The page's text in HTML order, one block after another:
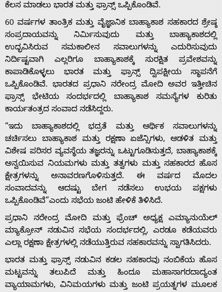
Home
About
Us
Advertise
With
s
ಕೆಲಸ ಮಾಡಲು ಭಾರತ ಮತ್ತು ಫ್ರಾನ್ಸ್ ಒಪ್ಪಿಕೊಂಡಿವೆ.
60 ವರ್ಷಗಳ ತಾಂತ್ರಿಕ ಮತ್ತು ವೈಜ್ಞಾನಿಕ ಬಾಹ್ಯಾಕಾಶ ಸಹಕಾರದ ಶ್ರೇಷ್ಠ
ಸಂಪ್ರದಾಯವನ್ನು ನಿರ್ಮಿಸುವುದು ಮತ್ತು ಬಾಹ್ಯಾಕಾಶದಲ್ಲಿ
ಉದ್ಭವಿಸಿರುವ ಸಮಕಾಲೀನ ಸವಾಲುಗಳನ್ನು ಎದುರಿಸುವುದು
ನಿರ್ದಿಷ್ಟವಾಗಿ ಎಲ್ಲರಿಗೂ ಬಾಹ್ಯಾಕಾಶಕ್ಕೆ ಸುರಕ್ಷಿತ ಪ್ರವೇಶವನ್ನು
ಕಾಪಾಡಿಕೊಳ್ಳಲು ಭಾರತ ಮತ್ತು ಫ್ರಾನ್ಸ್ ದ್ವಿಪಕ್ಷೀಯ ಸ್ಥಾಪನೆಗೆ
ಒಪ್ಪಿಕೊಂಡಿವೆ. ಭಾರತದ ಪ್ರಧಾನಿ ನರೇಂದ್ರ ಮೋದಿ ಅವರ ಇತ್ತೀಚಿನ
ಫ್ರಾನ್ಸ್ ಭೇಟಿಯ ಸಂದರ್ಭದಲ್ಲಿ ಬಾಹ್ಯಾಕಾಶ ಸಮಸ್ಯೆಗಳ ಕುರಿತು
ಕಾರ್ಯತಂತ್ರದ ಸಂವಾದ ನಡೆಸಿದ್ದರು.
“ಇದು ಬಾಹ್ಯಾಕಾಶದಲ್ಲಿ ಭದ್ರತೆ ಮತ್ತು ಆರ್ಥಿಕ ಸವಾಲುಗಳನ್ನು
ಚರ್ಚಿಸಲು ಬಾಹ್ಯಾಕಾಶ ಮತ್ತು ರಕ್ಷಣಾ ಏಜೆನ್ಸಿಗಳು, ಆಡಳಿತ ಮತ್ತು
ವಿಶೇಷ ಪರಿಸರ ವ್ಯವಸ್ಥೆಯ ತಜ್ಞರನ್ನು ಒಟ್ಟುಗೂಡಿಸುತ್ತದೆ, ಬಾಹ್ಯಾಕಾಶಕ್ಕೆ
ಅನ್ವಯಿಸುವ ನಿಯಮಗಳು ಮತ್ತು ತತ್ವಗಳು ಮತ್ತು ಸಹಕಾರದ ಹೊಸ
ಕ್ಷೇತ್ರಗಳನ್ನು ಅನಾವರಣಗೊಳಿಸುತ್ತದೆ. ಈ ವರ್ಷದ ಮೊದಲ
ಸಂವಾದವನ್ನು ಆದಷ್ಟು ಬೇಗ ನಡೆಸಲು ಉಭಯ ಪಕ್ಷಗಳು
ಒಪ್ಪಿಕೊಂಡಿವೆ”ಎಂದು ಸಭೆಯ ಜಂಟಿ ಹೇಳಿಕೆ ತಿಳಿಸಿದೆ.
ಪ್ರಧಾನಿ ನರೇಂದ್ರ ಮೋದಿ ಮತ್ತು ಫ್ರೆಂಚ್ ಅಧ್ಯಕ್ಷ ಎಮ್ಯಾನುಯೆಲ್
ಮ್ಯಾಕ್ರೋನ್ ನಡುವಿನ ಸಭೆಯ ಸಂದರ್ಭದಲ್ಲಿ, ಎರಡೂ ಕಡೆಯವರು
ಎಲ್ಲಾ ರಕ್ಷಣಾ ಕ್ಷೇತ್ರಗಳಲ್ಲಿ ನಡೆಯುತ್ತಿರುವ ಸಹಕಾರವನ್ನು ಸ್ವಾಗತಿಸಿದರು.
ಭಾರತ ಮತ್ತು ಫ್ರಾನ್ಸ್ ನಡುವಿನ ಕಡಲ ಸಹಕಾರವು ನಂಬಿಕೆಯ ಹೊಸ
ಮಟ್ಟವನ್ನು ತಲುಪಿದೆ ಮತ್ತು ಹಿಂದೂ ಮಹಾಸಾಗರದಾದ್ಯಂತ
ವ್ಯಾಯಾಮಗಳು, ವಿನಿಮಯಗಳು ಮತ್ತು ಜಂಟಿ ಪ್ರಯತ್ನಗಳ ಮೂಲಕ